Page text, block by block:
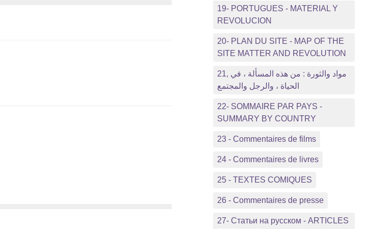
19- PORTUGUES - MATERIAL Y
REVOLUCION
20- PLAN DU SITE - MAP OF THE
SITE MATTER AND REVOLUTION
21, مواد والثورة : من هذه المسألة ، في
الحياة ، والرجل والمجتمع
22- SOMMAIRE PAR PAYS -
SUMMARY BY COUNTRY
23 - Commentaires de films
24 - Commentaires de livres
25 - TEXTES COMIQUES
26 - Commentaires de presse
27- Статьи на русском - ARTICLES